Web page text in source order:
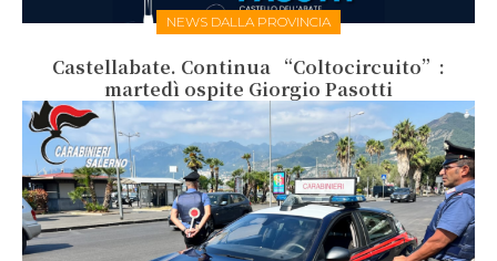
NEWS DALLA PROVINCIA
Castellabate. Continua “Coltocircuito”:
martedì ospite Giorgio Pasotti